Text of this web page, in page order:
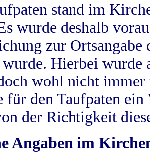
stand im
wurde deshalb
zur
wurde. Hierbei wurde
wohl nicht
für den Taufpaten
der Richtigkeit
Angaben im